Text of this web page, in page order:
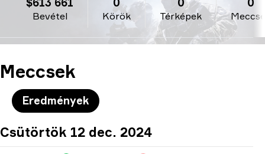
Bevétel Körök Térképek
Meccsek
Eredmények
Csütörtök 12 dec. 2024